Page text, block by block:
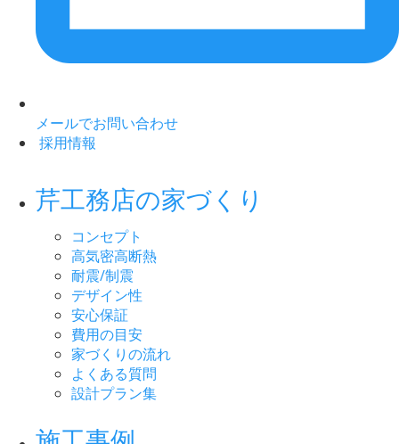
メールでお問い合わせ
採用情報
芹工務店の家づくり
コンセプト
高気密高断熱
耐震/制震
デザイン性
安心保証
費用の目安
家づくりの流れ
よくある質問
設計プラン集